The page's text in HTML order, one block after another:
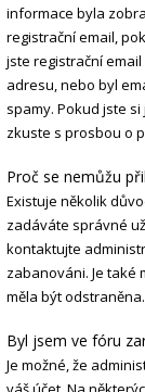
informace byla
registrační email,
jste registrační
adresu, nebo byl
spamy. Pokud jste
zkuste s prosbou o
Proč se nemůžu
Existuje několik
zadáváte správné
kontaktujte
zabanováni. Je také
měla být odstraněna.
Byl jsem ve fóru
Je možné, že